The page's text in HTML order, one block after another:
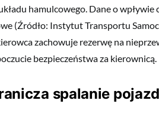
hamulcowego. Dane o wpływie
(Źródło: Instytut Transportu
zachowuje rezerwę na
bezpieczeństwa za kierownicą.
spalanie